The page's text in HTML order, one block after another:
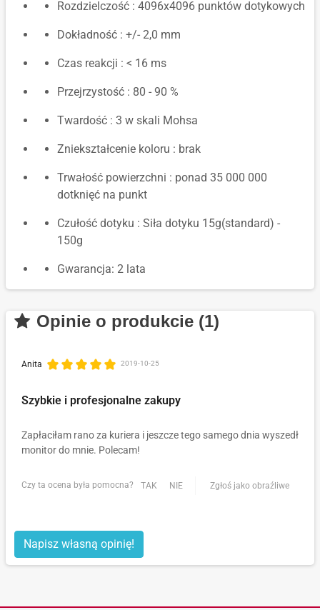
Rozdzielczość : 4096x4096 punktów dotykowych
Dokładność : +/- 2,0 mm
Czas reakcji : < 16 ms
Przejrzystość : 80 - 90 %
Twardość : 3 w skali Mohsa
Zniekształcenie koloru : brak
Trwałość powierzchni : ponad 35 000 000
dotknięć na punkt
Czułość dotyku : Siła dotyku 15g(standard) -
150g
Gwarancja: 2 lata
Opinie o produkcie (1)
Anita 2019-10-25
Szybkie i profesjonalne zakupy
Zapłaciłam rano za kuriera i jeszcze tego samego dnia wyszedł
monitor do mnie. Polecam!
Czy ta ocena była pomocna? TAK NIE Zgłoś jako obraźliwe
Napisz własną opinię!